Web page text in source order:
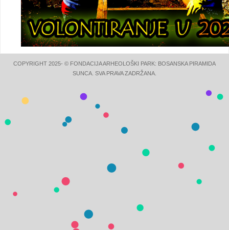
COPYRIGHT 2025- © FONDACIJA ARHEOLOŠKI PARK: BOSANSKA PIRAMIDA
SUNCA. SVA PRAVA ZADRŽANA.